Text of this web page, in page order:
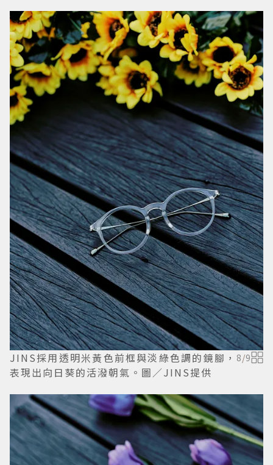
JINS採用透明米黃色前框與淡綠色調的鏡腳，
表現出向日葵的活潑朝氣。圖／JINS提供
8/9